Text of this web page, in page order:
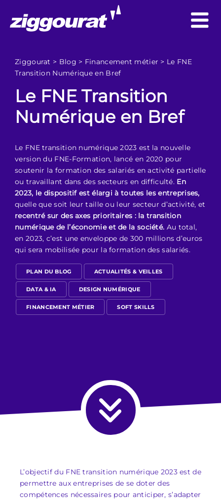
Ziggourat > Blog > Financement métier > Le FNE
Transition Numérique en Bref
Le FNE Transition
Numérique en Bref
Le FNE transition numérique 2023 est la nouvelle
version du FNE-Formation, lancé en 2020 pour
soutenir la formation des salariés en activité partielle
ou travaillant dans des secteurs en difficulté. En
2023, le dispositif est élargi à toutes les entreprises,
quelle que soit leur taille ou leur secteur d’activité, et
recentré sur des axes prioritaires : la transition
numérique de l’économie et de la société. Au total,
en 2023, c’est une enveloppe de 300 millions d’euros
qui sera mobilisée pour la formation des salariés.
PLAN DU BLOG ACTUALITÉS & VEILLES
DATA & IA DESIGN NUMÉRIQUE
FINANCEMENT MÉTIER SOFT SKILLS
L’objectif du FNE transition numérique 2023 est de
permettre aux entreprises de se doter des
compétences nécessaires pour anticiper, s’adapter